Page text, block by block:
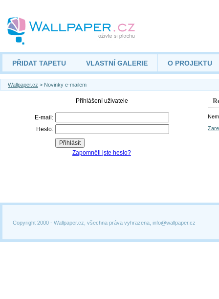
PŘIDAT TAPETU VLASTNÍ GALERIE O PROJEKTU
Wallpaper.cz > Novinky e-mailem
Copyright 2000 - Wallpaper.cz, všechna práva vyhrazena, info@wallpaper.cz